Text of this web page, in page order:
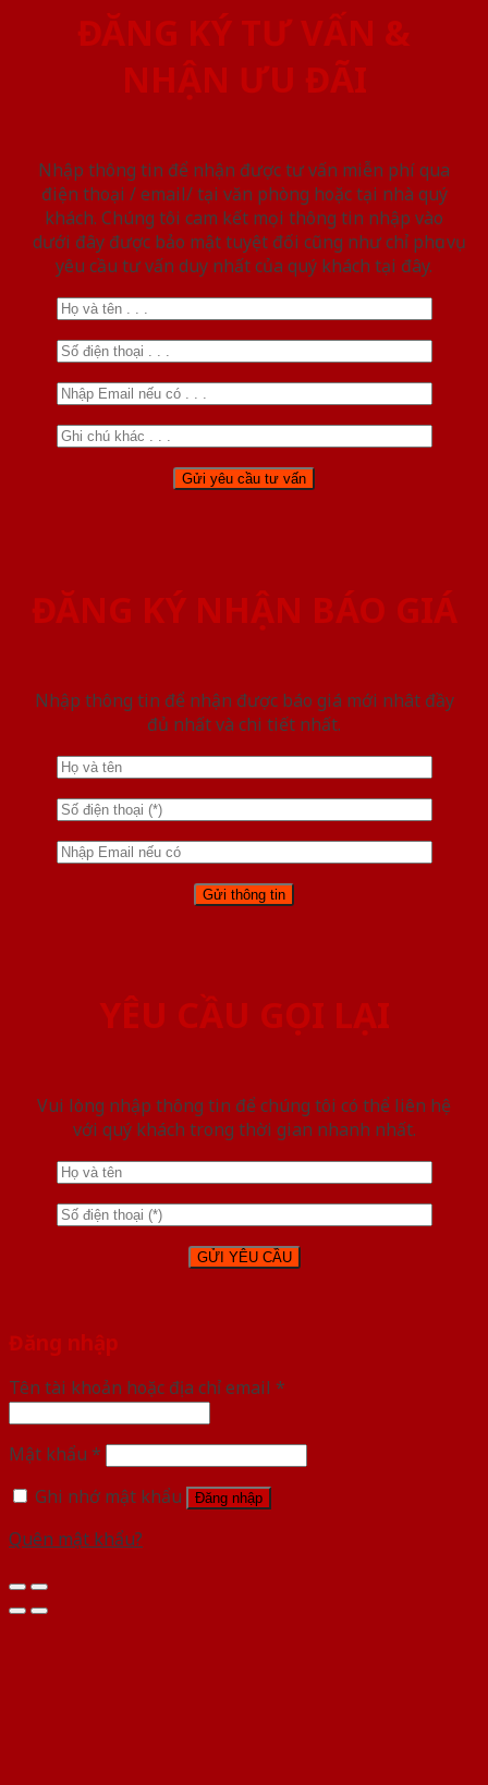
ĐĂNG KÝ TƯ VẤN &
NHẬN ƯU ĐÃI
Nhập thông tin để nhận được tư vấn miễn phí qua
điện thoại / email/ tại văn phòng hoặc tại nhà quý
khách. Chúng tôi cam kết mọi thông tin nhập vào
dưới đây được bảo mật tuyệt đối cũng như chỉ phục vụ
yêu cầu tư vấn duy nhất của quý khách tại đây.
ĐĂNG KÝ NHẬN BÁO GIÁ
Nhập thông tin để nhận được báo giá mới nhât đầy
đủ nhất và chi tiết nhất.
YÊU CẦU GỌI LẠI
Vui lòng nhập thông tin để chúng tôi có thể liên hệ
với quý khách trong thời gian nhanh nhất.
Đăng nhập
Tên tài khoản hoặc địa chỉ email *
Mật khẩu *
Ghi nhớ mật khẩu
Đăng nhập
Quên mật khẩu?